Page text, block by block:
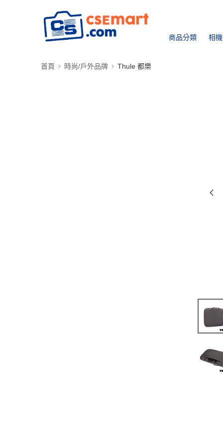
商品分類 相
首頁 時尚/戶外品牌 Thule 都樂